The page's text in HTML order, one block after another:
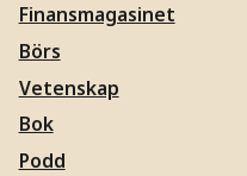
Finansmagasinet
Börs
Vetenskap
Bok
Podd